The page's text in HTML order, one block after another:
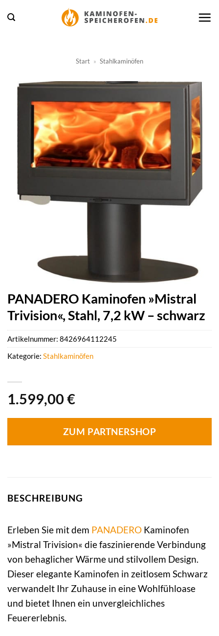
Inhalt
Start » Stahlkaminöfen
PANADERO Kaminofen »Mistral
Trivision«, Stahl, 7,2 kW – schwarz
1.599,00 €
ZUM PARTNERSHOP
Artikelnummer: 8426964112245
Kategorie: Stahlkaminöfen
BESCHREIBUNG
Erleben Sie mit dem PANADERO Kaminofen
»Mistral Trivision« die faszinierende Verbindung
von behaglicher Wärme und stilvollem Design.
Dieser elegante Kaminofen in zeitlosem Schwarz
verwandelt Ihr Zuhause in eine Wohlfühloase
und bietet Ihnen ein unvergleichliches
Feuererlebnis.